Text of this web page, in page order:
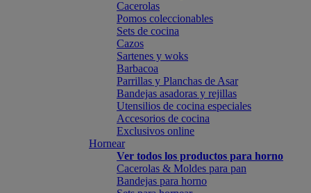
Cacerolas
Pomos coleccionables
Sets de cocina
Cazos
Sartenes y woks
Barbacoa
Parrillas y Planchas de Asar
Bandejas asadoras y rejillas
Utensilios de cocina especiales
Accesorios de cocina
Exclusivos online
Hornear
Ver todos los productos para horno
Cacerolas & Moldes para pan
Bandejas para horno